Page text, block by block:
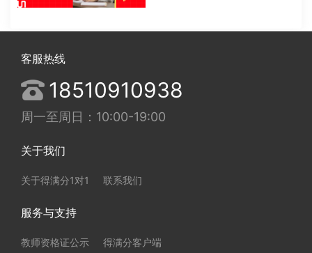
客服热线
18510910938
周一至周日：10:00-19:00
关于我们
关于得满分1对1 联系我们
服务与支持
教师资格证公示 得满分客户端